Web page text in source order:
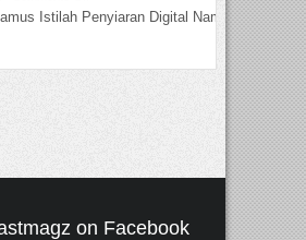
Istilah Penyiaran Digital Nama
on Facebook